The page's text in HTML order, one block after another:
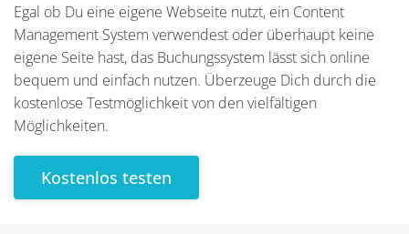
Egal ob Du eine eigene Webseite nutzt, ein Content
Management System verwendest oder überhaupt keine
eigene Seite hast, das Buchungssystem lässt sich online
bequem und einfach nutzen. Überzeuge Dich durch die
kostenlose Testmöglichkeit von den vielfältigen
Möglichkeiten.
Kostenlos testen